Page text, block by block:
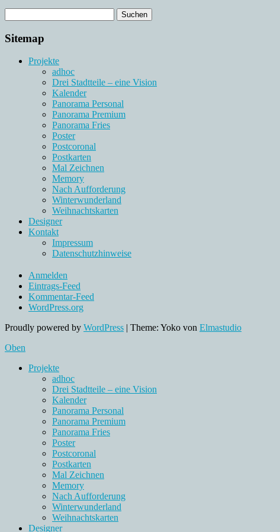
Sitemap
Projekte
adhoc
Drei Stadtteile – eine Vision
Kalender
Panorama Personal
Panorama Premium
Panorama Fries
Poster
Postcoronal
Postkarten
Mal Zeichnen
Memory
Nach Aufforderung
Winterwunderland
Weihnachtskarten
Designer
Kontakt
Impressum
Datenschutzhinweise
Anmelden
Eintrags-Feed
Kommentar-Feed
WordPress.org
Proudly powered by WordPress | Theme: Yoko von Elmastudio
Oben
Projekte
adhoc
Drei Stadtteile – eine Vision
Kalender
Panorama Personal
Panorama Premium
Panorama Fries
Poster
Postcoronal
Postkarten
Mal Zeichnen
Memory
Nach Aufforderung
Winterwunderland
Weihnachtskarten
Designer